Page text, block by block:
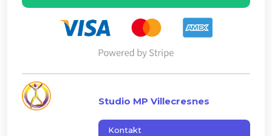
Studio MP Villecresnes
Kontakt